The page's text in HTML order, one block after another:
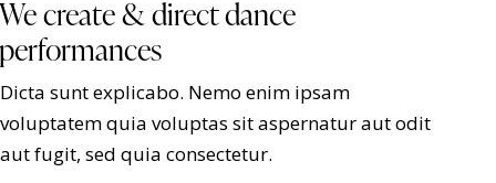
We create & direct dance
performances
Dicta sunt explicabo. Nemo enim ipsam
voluptatem quia voluptas sit aspernatur aut odit
aut fugit, sed quia consectetur.